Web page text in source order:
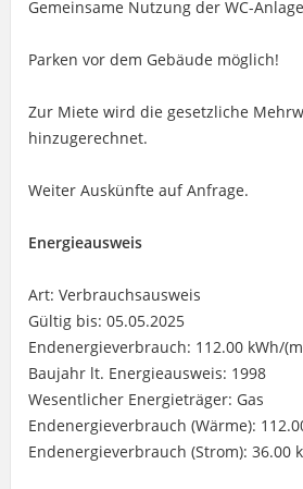
Gemeinsame Nutzung der WC-
Parken vor dem Gebäude möglich!
Zur Miete wird die gesetzliche
hinzugerechnet.
Weiter Auskünfte auf Anfrage.
Energieausweis
Art: Verbrauchsausweis
Gültig bis: 05.05.2025
Endenergieverbrauch: 112.00 kWh/
Baujahr lt. Energieausweis: 1998
Wesentlicher Energieträger: Gas
Endenergieverbrauch (Wärme):
Endenergieverbrauch (Strom): 36.00